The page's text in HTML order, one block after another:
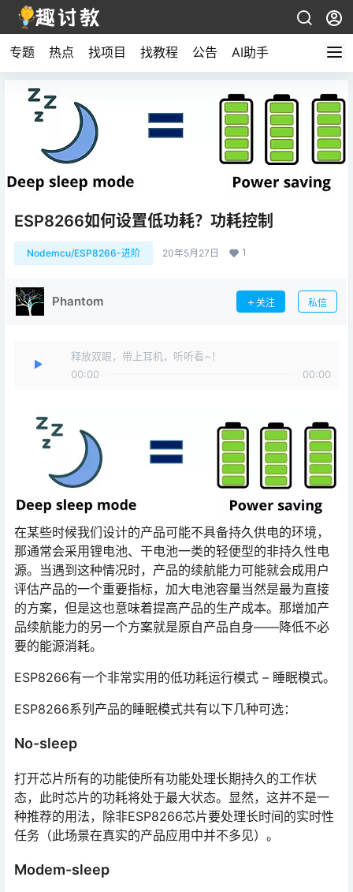
专题 热点 找项目 找教程 公告 AI助手
ESP8266如何设置低功耗？功耗控制
Nodemcu/ESP8266-进阶 20年5月27日 1
Phantom 关注 私信
释放双眼，带上耳机，听听看~！
00:00
00:00
在某些时候我们设计的产品可能不具备持久供电的环境，
那通常会采用锂电池、干电池一类的轻便型的非持久性电
源。当遇到这种情况时，产品的续航能力可能就会成用户
评估产品的一个重要指标，加大电池容量当然是最为直接
的方案，但是这也意味着提高产品的生产成本。那增加产
品续航能力的另一个方案就是原自产品自身——降低不必
要的能源消耗。
ESP8266有一个非常实用的低功耗运行模式 – 睡眠模式。
ESP8266系列产品的睡眠模式共有以下几种可选：
No-sleep
打开芯片所有的功能使所有功能处理长期持久的工作状
态，此时芯片的功耗将处于最大状态。显然，这并不是一
种推荐的用法，除非ESP8266芯片要处理长时间的实时性
任务（此场景在真实的产品应用中并不多见）。
Modem-sleep